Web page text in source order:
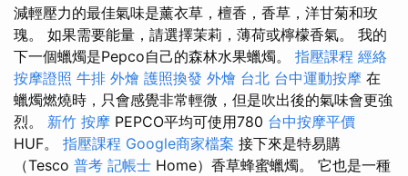
減輕壓力的最佳氣味是薰衣草，檀香，香草，洋甘菊和玫
瑰。 如果需要能量，請選擇茉莉，薄荷或檸檬香氣。 我的
下一個蠟燭是Pepco自己的森林水果蠟燭。 指壓課程 經絡
按摩證照 牛排 外燴 護照換發 外燴 台北 台中運動按摩 在
蠟燭燃燒時，只會感覺非常輕微，但是吹出後的氣味會更強
烈。 新竹 按摩 PEPCO平均可使用780 台中按摩平價
HUF。 指壓課程 Google商家檔案 接下來是特易購
（Tesco 普考 記帳士 Home）香草蜂蜜蠟燭。 它也是一種